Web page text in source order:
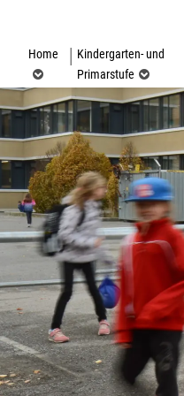
Home
Kindergarten- und
Primarstufe